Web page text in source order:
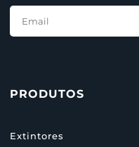
PRODUTOS
Extintores